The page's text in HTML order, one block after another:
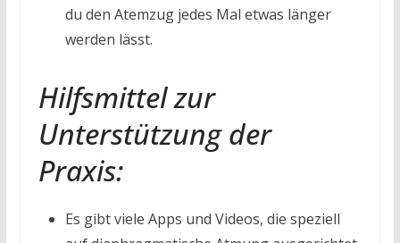
du den Atemzug jedes Mal etwas länger
werden lässt.
Hilfsmittel zur
Unterstützung der
Praxis:
Es gibt viele Apps und Videos, die speziell